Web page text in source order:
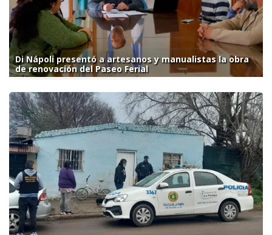
Di Nápoli presentó a artesanos y manualistas la obra
de renovación del Paseo Ferial